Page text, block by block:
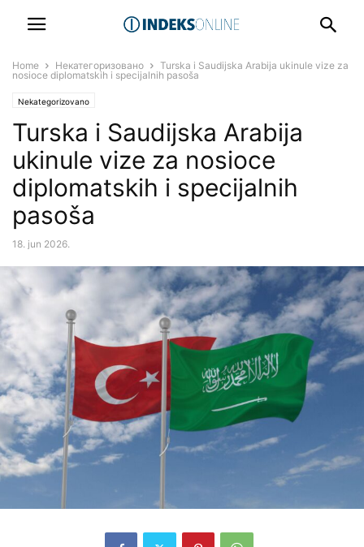
Home Некатегоризовано
Turska i Saudijska Arabija ukinule vize za
nosioce diplomatskih i specijalnih pasoša
Nekategorizovano
Turska i Saudijska Arabija
ukinule vize za nosioce
diplomatskih i specijalnih
pasoša
18. jun 2026.